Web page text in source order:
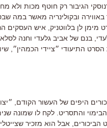
הגיבור רק חוטף מכות ולא
ובקולינריה מאשר במה
מימן לן בלווטניק איש העסקים
בנם של אביב גלעדי וחנה
התיעודי ״ציידי הכמהין״
היפים של העשור הקודם
הבימוי והתסריט לקח לו שמונה
אבל הוא מזכיר